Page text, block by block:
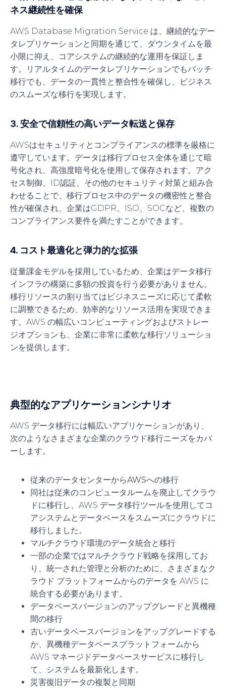
ネス継続性を確保
AWS Database Migration Service は、継続的なデー
タレプリケーションと同期を通じて、ダウンタイムを最
小限に抑え、コアシステムの継続的な運用を保証しま
す。リアルタイムのデータレプリケーションでもバッチ
移行でも、データの一貫性と整合性を確保し、ビジネス
のスムーズな移行を実現します。
3. 安全で信頼性の高いデータ転送と保存
AWSはセキュリティとコンプライアンスの標準を厳格に
遵守しています。データは移行プロセス全体を通じて暗
号化され、高強度暗号化を使用して保存されます。アク
セス制御、ID認証、その他のセキュリティ対策と組み合
わせることで、移行プロセス中のデータの機密性と整合
性が確保され、企業はGDPR、ISO、SOCなど、複数の
コンプライアンス要件を満たすことができます。
4. コスト最適化と弾力的な拡張
従量課金モデルを採用しているため、企業はデータ移行
インフラの構築に多額の投資を行う必要がありません。
移行リソースの割り当てはビジネスニーズに応じて柔軟
に調整できるため、効率的なリソース活用を実現できま
す。AWS の幅広いコンピューティングおよびストレー
ジオプションも、企業に非常に柔軟な移行ソリューショ
ンを提供します。
典型的なアプリケーションシナリオ
AWS データ移行には幅広いアプリケーションがあり、
次のようなさまざまな企業のクラウド移行ニーズをカバ
ーします。
従来のデータセンターからAWSへの移行
同社は従来のコンピュータルームを廃止してクラウ
ドに移行し、AWS データ移行ツールを使用してコ
アシステムとデータベースをスムーズにクラウドに
移行しました。
マルチクラウド環境のデータ統合と移行
一部の企業ではマルチクラウド戦略を採用してお
り、統一された管理と分析のために、さまざまなク
ラウド プラットフォームからのデータを AWS に
統合する必要があります。
データベースバージョンのアップグレードと異機種
間の移行
古いデータベースバージョンをアップグレードする
か、異機種データベースプラットフォームから
AWS マネージドデータベースサービスに移行し
て、システムを最新化します。
災害復旧データの複製と同期